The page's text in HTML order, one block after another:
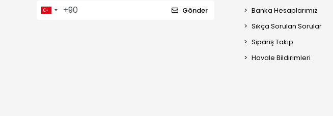
Gönder
Banka Hesaplarımız
Sıkça Sorulan Sorular
Sipariş Takip
Havale Bildirimleri